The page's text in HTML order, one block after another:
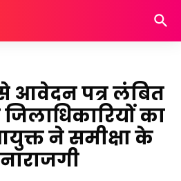
आवेदन पत्र लंबित
का
ने समीक्षा के